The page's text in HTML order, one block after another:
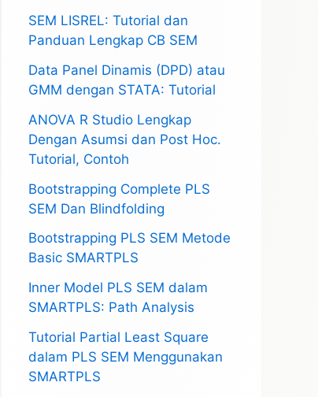
SEM LISREL: Tutorial dan
Panduan Lengkap CB SEM
Data Panel Dinamis (DPD) atau
GMM dengan STATA: Tutorial
ANOVA R Studio Lengkap
Dengan Asumsi dan Post Hoc.
Tutorial, Contoh
Bootstrapping Complete PLS
SEM Dan Blindfolding
Bootstrapping PLS SEM Metode
Basic SMARTPLS
Inner Model PLS SEM dalam
SMARTPLS: Path Analysis
Tutorial Partial Least Square
dalam PLS SEM Menggunakan
SMARTPLS